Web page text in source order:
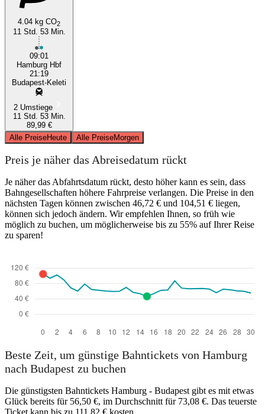
4.04 kg CO2
11 Std. 53 Min.
09:01
Hamburg Hbf
21:19
Budapest-Keleti
2 Umstiege
11 Std. 53 Min.
89,99 €
Alle PreiseHeute Alle PreiseMorgen
Preis je näher das Abreisedatum rückt
Je näher das Abfahrtsdatum rückt, desto höher kann es sein, dass
Bahngesellschaften höhere Fahrpreise verlangen. Die Preise in den
nächsten Tagen können zwischen 46,72 € und 104,51 € liegen,
können sich jedoch ändern. Wir empfehlen Ihnen, so früh wie
möglich zu buchen, um möglicherweise bis zu 55% auf Ihrer Reise
zu sparen!
Beste Zeit, um günstige Bahntickets von Hamburg
nach Budapest zu buchen
Die günstigsten Bahntickets Hamburg - Budapest gibt es mit etwas
Glück bereits für 56,50 €, im Durchschnitt für 73,08 €. Das teuerste
Ticket kann bis zu 111,82 € kosten.